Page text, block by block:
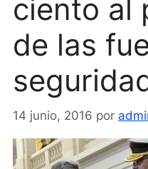
ciento al
de las
14 junio, 2016 por